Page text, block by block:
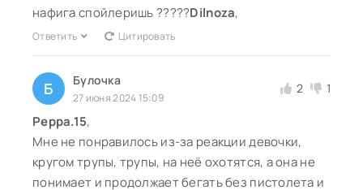
нафига спойлеришь ?????Dilnoza,
Ответить Цитировать
Б Булочка
27 июня 2024 15:09
2 1
Peppa.15,
Мне не понравилось из-за реакции девочки,
кругом трупы, трупы, на неё охотятся, а она не
понимает и продолжает бегать без пистолета и